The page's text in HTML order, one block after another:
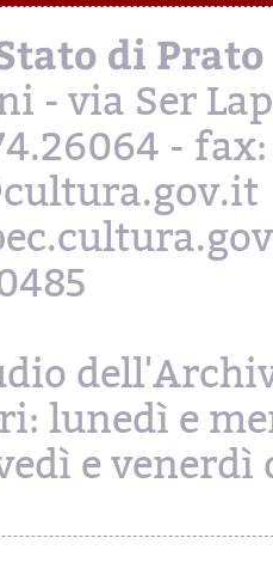
di Prato
- via Ser
- fax:
lunedì e
e venerdì